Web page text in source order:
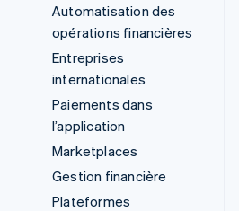
Automatisation des
opérations financières
Entreprises
internationales
Paiements dans
l’application
Marketplaces
Gestion financière
Plateformes